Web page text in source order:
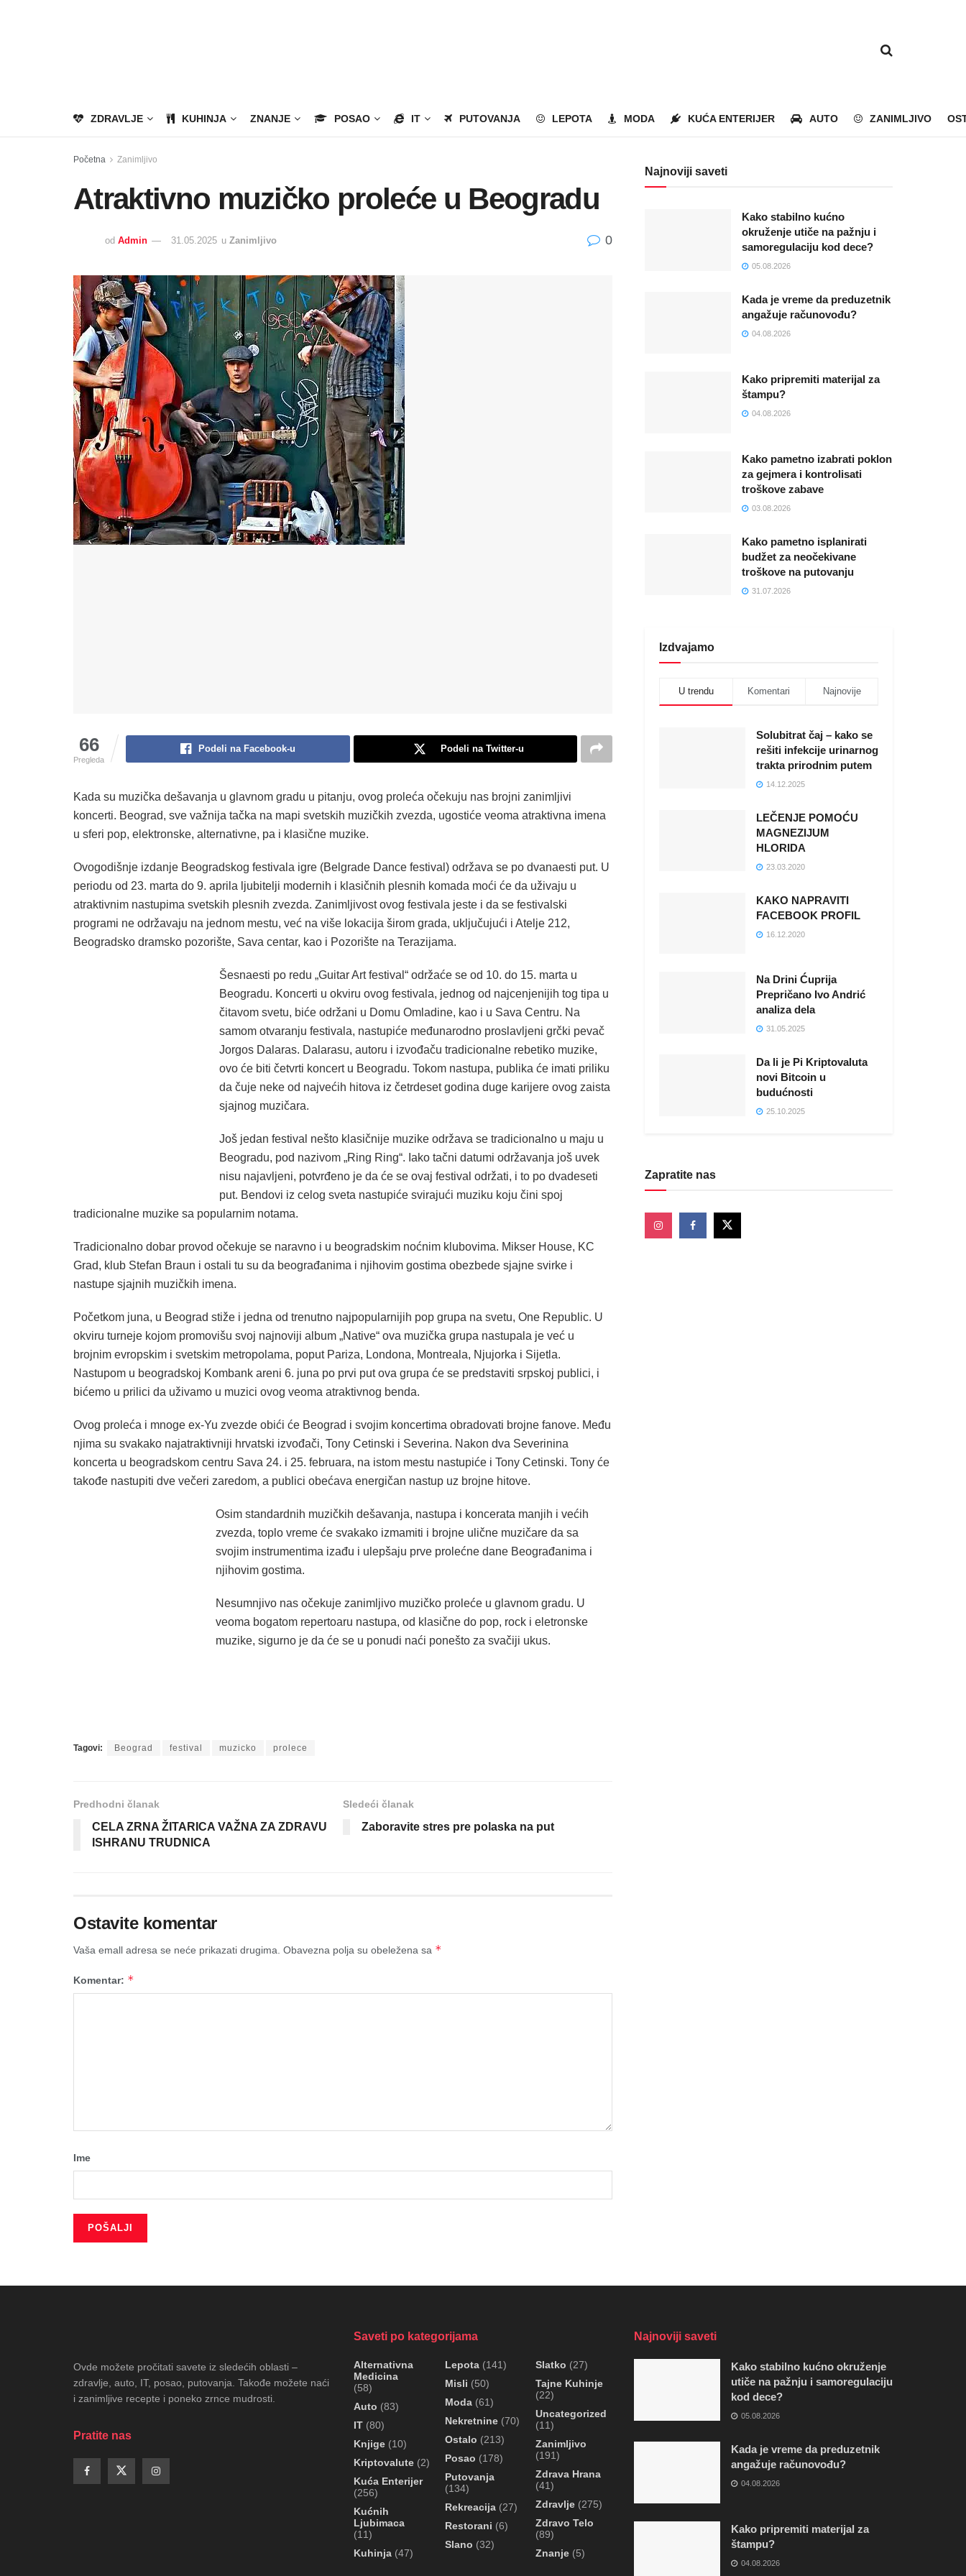
ZDRAVLJE KUHINJA ZNANJE POSAO IT PUTOVANJA LEPOTA MODA KUĆA ENTERIJER AUTO ZANIMLJIVO
Početna Zanimljivo
Atraktivno muzičko proleće u Beogradu
od Admin 31.05.2025 u Zanimljivo 0
66
Pregleda
Podeli na Facebook-u Podeli na Twitter-u
Kada su muzička dešavanja u glavnom gradu u pitanju, ovog proleća očekuju nas brojni zanimljivi
koncerti. Beograd, sve važnija tačka na mapi svetskih muzičkih zvezda, ugostiće veoma atraktivna imena
u sferi pop, elektronske, alternativne, pa i klasične muzike.
Ovogodišnje izdanje Beogradskog festivala igre (Belgrade Dance festival) održava se po dvanaesti put. U
periodu od 23. marta do 9. aprila ljubitelji modernih i klasičnih plesnih komada moći će da uživaju u
atraktivnim nastupima svetskih plesnih zvezda. Zanimljivost ovog festivala jeste i da se festivalski
programi ne održavaju na jednom mestu, već na više lokacija širom grada, uključujući i Atelje 212,
Beogradsko dramsko pozorište, Sava centar, kao i Pozorište na Terazijama.
Šesnaesti po redu „Guitar Art festival“ održaće se od 10. do 15. marta u
Beogradu. Koncerti u okviru ovog festivala, jednog od najcenjenijih tog tipa u
čitavom svetu, biće održani u Domu Omladine, kao i u Sava Centru. Na
samom otvaranju festivala, nastupiće međunarodno proslavljeni grčki pevač
Jorgos Dalaras. Dalarasu, autoru i izvođaču tradicionalne rebetiko muzike,
ovo će biti četvrti koncert u Beogradu. Tokom nastupa, publika će imati priliku
da čuje neke od najvećih hitova iz četrdeset godina duge karijere ovog zaista
sjajnog muzičara.
Još jedan festival nešto klasičnije muzike održava se tradicionalno u maju u
Beogradu, pod nazivom „Ring Ring“. Iako tačni datumi održavanja još uvek
nisu najavljeni, potvrđeno je da će se ovaj festival održati, i to po dvadeseti
put. Bendovi iz celog sveta nastupiće svirajući muziku koju čini spoj
tradicionalne muzike sa popularnim notama.
Tradicionalno dobar provod očekuje se naravno i u beogradskim noćnim klubovima. Mikser House, KC
Grad, klub Stefan Braun i ostali tu su da beograđanima i njihovim gostima obezbede sjajne svirke i
nastupe sjajnih muzičkih imena.
Početkom juna, u Beograd stiže i jedna od trenutno najpopularnijih pop grupa na svetu, One Republic. U
okviru turneje kojom promovišu svoj najnoviji album „Native“ ova muzička grupa nastupala je već u
brojnim evropskim i svetskim metropolama, poput Pariza, Londona, Montreala, Njujorka i Sijetla.
Nastupom u beogradskoj Kombank areni 6. juna po prvi put ova grupa će se predstaviti srpskoj publici, i
bićemo u prilici da uživamo u muzici ovog veoma atraktivnog benda.
Ovog proleća i mnoge ex-Yu zvezde obići će Beograd i svojim koncertima obradovati brojne fanove. Među
njima su svakako najatraktivniji hrvatski izvođači, Tony Cetinski i Severina. Nakon dva Severinina
koncerta u beogradskom centru Sava 24. i 25. februara, na istom mestu nastupiće i Tony Cetinski. Tony će
takođe nastupiti dve večeri zaredom, a publici obećava energičan nastup uz brojne hitove.
Osim standardnih muzičkih dešavanja, nastupa i koncerata manjih i većih
zvezda, toplo vreme će svakako izmamiti i brojne ulične muzičare da sa
svojim instrumentima izađu i ulepšaju prve prolećne dane Beograđanima i
njihovim gostima.
Nesumnjivo nas očekuje zanimljivo muzičko proleće u glavnom gradu. U
veoma bogatom repertoaru nastupa, od klasične do pop, rock i eletronske
muzike, sigurno je da će se u ponudi naći ponešto za svačiji ukus.
Tagovi: Beograd festival muzicko prolece
Predhodni članak
CELA ZRNA ŽITARICA VAŽNA ZA ZDRAVU
ISHRANU TRUDNICA
Sledeći članak
Zaboravite stres pre polaska na put
Ostavite komentar
Vaša emall adresa se neće prikazati drugima. Obavezna polja su obeležena sa *
Komentar: *
Ime
Najnoviji saveti
Kako stabilno kućno
okruženje utiče na pažnju i
samoregulaciju kod dece?
05.08.2026
Kada je vreme da preduzetnik
angažuje računovođu?
04.08.2026
Kako pripremiti materijal za
štampu?
04.08.2026
Kako pametno izabrati poklon
za gejmera i kontrolisati
troškove zabave
03.08.2026
Kako pametno isplanirati
budžet za neočekivane
troškove na putovanju
31.07.2026
Izdvajamo
U trendu Komentari Najnovije
Solubitrat čaj – kako se
rešiti infekcije urinarnog
trakta prirodnim putem
14.12.2025
LEČENJE POMOĆU
MAGNEZIJUM
HLORIDA
23.03.2020
KAKO NAPRAVITI
FACEBOOK PROFIL
16.12.2020
Na Drini Ćuprija
Prepričano Ivo Andrić
analiza dela
31.05.2025
Da li je Pi Kriptovaluta
novi Bitcoin u
budućnosti
25.10.2025
Zapratite nas
Ovde možete pročitati savete iz sledećih oblasti –
zdravlje, auto, IT, posao, putovanja. Takođe možete naći
i zanimljive recepte i poneko zrnce mudrosti.
Pratite nas
Saveti po kategorijama
Alternativna
Medicina
(58)
Auto (83)
IT (80)
Knjige (10)
Kriptovalute (2)
Kuća Enterijer
(256)
Kućnih
Ljubimaca
(11)
Kuhinja (47)
Lepota(141)
Misli (50)
Moda(61)
Nekretnine(70)
Ostalo (213)
Posao (178)
Putovanja
(134)
Rekreacija(27)
Restorani (6)
Slano (32)
Slatko (27)
Tajne Kuhinje
(22)
Uncategorized
(11)
Zanimljivo
(191)
Zdrava Hrana
(41)
Zdravlje (275)
Zdravo Telo
(89)
Znanje (5)
Najnoviji saveti
Kako stabilno kućno okruženje
utiče na pažnju i samoregulaciju
kod dece?
05.08.2026
Kada je vreme da preduzetnik
angažuje računovođu?
04.08.2026
Kako pripremiti materijal za
štampu?
04.08.2026